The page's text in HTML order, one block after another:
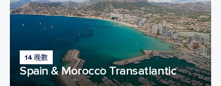
14 晚數
Spain & Morocco Transatlantic